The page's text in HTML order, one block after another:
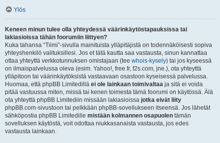
Ylös
Keneen minun tulee olla yhteydessä väärinkäytöstapauksissa tai
lakiasioissa tähän foorumiin liittyen?
Kuka tahansa “Tiimi”-sivulla mainituista ylläpitäjistä on todennäköisesti sopiva
yhteyshenkilö valituksillesi. Jos et tätä kautta saa vastausta, sinun kannattaa
ottaa yhteyttä verkkotunnuksen omistajaan (tee whois-kysely) tai jos kyseessä
on ilmaispalvelussa oleva (esim. Yahoo!, free.fr, f2s.com, jne.), ota yhteyttä
ylläpitoon tai väärinkäytöksistä vastaavaan osastoon kyseisessä palvelussa.
Huomaa, että phpBB Limitedillä ei ole lainkaan toimivaltaa ja sitä ei voida
pitää vastuussa miten, missä tai kenen toimesta tämä foorumi on käytössä. Älä
ota yhteyttä phpBB Limitediin missään lakiasioissa jotka eivät liity
phpBB.com-sivustoon tai pelkkään phpBB-sovellukseen itseensä. Jos lähetät
sähköpostia phpBB Limitedille mistään kolmannen osapuolen tämän
sovelluksen käytöstä, voit odottaa niukkasanaista vastausta, jos edes
vastausta lainkaan.